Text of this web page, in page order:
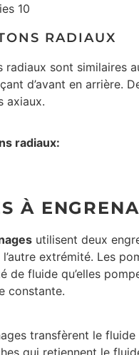
10
RADIAUX
radiaux sont similaires
d’avant en arrière.
axiaux.
radiaux:
À
utilisent deux
extrémité. Les
de fluide qu’elles
constante.
transfèrent le